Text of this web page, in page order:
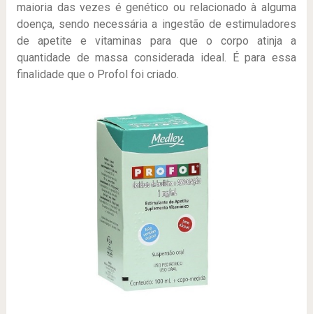
maioria das vezes é genético ou relacionado à alguma
doença, sendo necessária a ingestão de estimuladores
de apetite e vitaminas para que o corpo atinja a
quantidade de massa considerada ideal. É para essa
finalidade que o Profol foi criado.